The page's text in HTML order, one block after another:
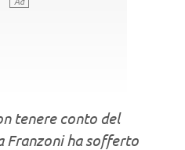
tenere conto del
Franzoni ha sofferto